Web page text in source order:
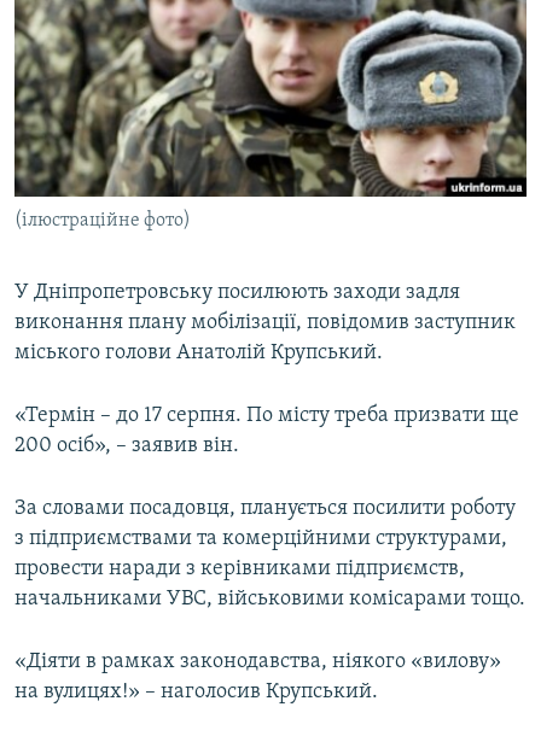
МУЛЬТИМЕДІА
ФОТО
СПЕЦПРОЄКТИ
ПОДКАСТИ
КРИМ РЕАЛІЇ
УКР
КТАТ
Усі сайти RFE/RL
(ілюстраційне фото)
У Дніпропетровську посилюють заходи задля
виконання плану мобілізації, повідомив заступник
міського голови Анатолій Крупський.
«Термін – до 17 серпня. По місту треба призвати ще
200 осіб», – заявив він.
За словами посадовця, планується посилити роботу
з підприємствами та комерційними структурами,
провести наради з керівниками підприємств,
начальниками УВС, військовими комісарами тощо.
«Діяти в рамках законодавства, ніякого «вилову»
на вулицях!» – наголосив Крупський.